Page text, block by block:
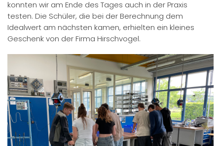
konnten wir am Ende des Tages auch in der Praxis
testen. Die Schüler, die bei der Berechnung dem
Idealwert am nächsten kamen, erhielten ein kleines
Geschenk von der Firma Hirschvogel.